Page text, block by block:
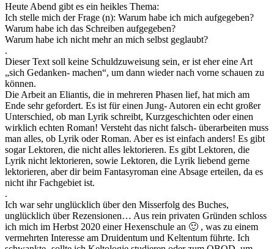
Heute Abend gibt es ein heikles Thema:
Ich stelle mich der Frage (n): Warum habe ich mich aufgegeben?
Warum habe ich das Schreiben aufgegeben?
Warum habe ich nicht mehr an mich selbst geglaubt?
.
Dieser Text soll keine Schuldzuweisung sein, er ist eher eine Art
„sich Gedanken- machen“, um dann wieder nach vorne schauen zu
können.
Die Arbeit an Eliantis, die in mehreren Phasen lief, hat mich am
Ende sehr gefordert. Es ist für einen Jung- Autoren ein echt großer
Unterschied, ob man Lyrik schreibt, Kurzgeschichten oder einen
wirklich echten Roman! Versteht das nicht falsch- überarbeiten muss
man alles, ob Lyrik oder Roman. Aber es ist einfach anders! Es gibt
sogar Lektoren, die nicht alles lektorieren. Es gibt Lektoren, die
Lyrik nicht lektorieren, sowie Lektoren, die Lyrik liebend gerne
lektorieren, aber dir beim Fantasyroman eine Absage erteilen, da es
nicht ihr Fachgebiet ist.
.
Ich war sehr unglücklich über den Misserfolg des Buches,
unglücklich über Rezensionen… Aus rein privaten Gründen schloss
ich mich im Herbst 2020 einer Hexenschule an 🙂 , was zu einem
vermehrten Interesse am Druidentum und Keltentum führte. Ich